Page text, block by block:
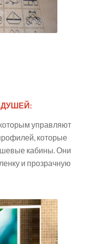
управляют
которые
кабины. Они
и прозрачную